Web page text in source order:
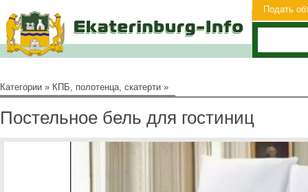
Подать
Категории » КПБ, полотенца, скатерти »
Постельное бель для гостиниц